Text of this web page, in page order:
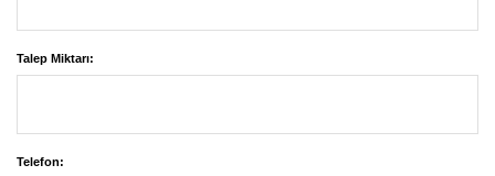
Talep Miktarı:
Telefon: